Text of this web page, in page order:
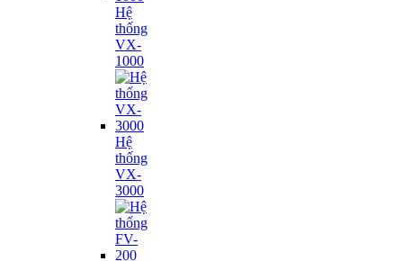
Hệ
thống
VX-
1000
Hệ
thống
VX-
3000